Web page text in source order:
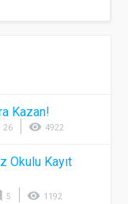
Kazan!
26 visibility 4922
Okulu Kayıt
5 visibility 1192